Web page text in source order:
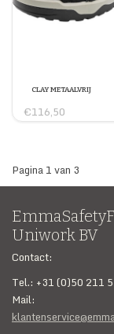
CLAY METAALVRIJ
€116,50
Pagina 1 van 3
Uniwork BV
Contact:
Tel.: +31 (0)50 211
Mail: